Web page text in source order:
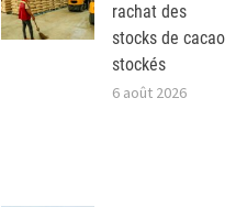
rachat des
stocks de cacao
stockés
6 août 2026